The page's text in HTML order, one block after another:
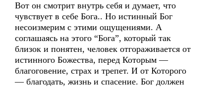
Вот он смотрит внутрь себя и думает, что
чувствует в себе Бога.. Но истинный Бог
несоизмерим с этими ощущениями. А
соглашаясь на этого “Бога”, который так
близок и понятен, человек отгораживается от
истинного Божества, перед Которым —
благоговение, страх и трепет. И от Которого
— благодать, жизнь и спасение. Бог должен